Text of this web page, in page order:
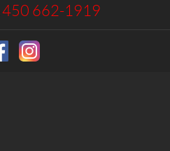
450 662-1919